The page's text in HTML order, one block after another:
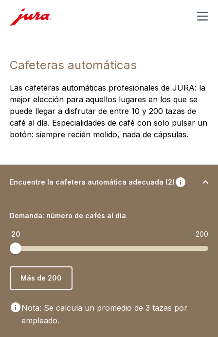
MENU
Cafeteras automáticas
Las cafeteras automáticas profesionales de JURA: la
mejor elección para aquellos lugares en los que se
puede llegar a disfrutar de entre 10 y 200 tazas de
café al día. Especialidades de café con solo pulsar un
botón: siempre recién molido, nada de cápsulas.
Encuentre la cafetera automática adecuada (2)
Demanda: número de cafés al día
200
20
Más de 200
Nota: Se calcula un promedio de 3 tazas por
empleado.